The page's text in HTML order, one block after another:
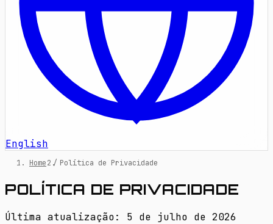
English
Home / Política de Privacidade
POLÍTICA DE PRIVACIDADE
Última atualização: 5 de julho de 2026